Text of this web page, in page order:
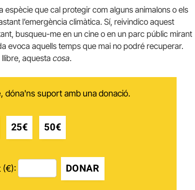
espècie que cal protegir com alguns animalons o els
l’emergència climàtica. Sí, reivindico aquest
busqueu-me en un cine o en un parc públic mirant
evoca aquells temps que mai no podré recuperar.
aquesta cosa.
dóna'ns suport amb una donació.
25€ 50€
(€): DONAR